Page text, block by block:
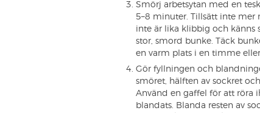
Smörj arbetsytan med en
5–8 minuter. Tillsätt inte mer
inte är lika klibbig och känns
stor, smord bunke. Täck
en varm plats i en timme
Gör fyllningen och
smöret, hälften av sockret
Använd en gaffel för att röra
blandats. Blanda resten av